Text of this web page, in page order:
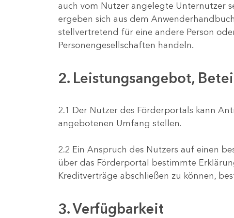
auch vom Nutzer angelegte Unternutzer
ergeben sich aus dem
stellvertretend für eine andere Person
Personengesellschaften handeln.
2. Leistungsangebot,
2.1 Der Nutzer des Förderportals kann
angebotenen Umfang stellen.
2.2 Ein Anspruch des Nutzers auf einen
über das Förderportal bestimmte
Kreditverträge abschließen zu können,
3. Verfügbarkeit